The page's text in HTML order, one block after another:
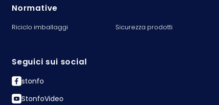
Normative
Riciclo imballaggi Sicurezza prodotti
Seguici sui social
stonfo
StonfoVideo